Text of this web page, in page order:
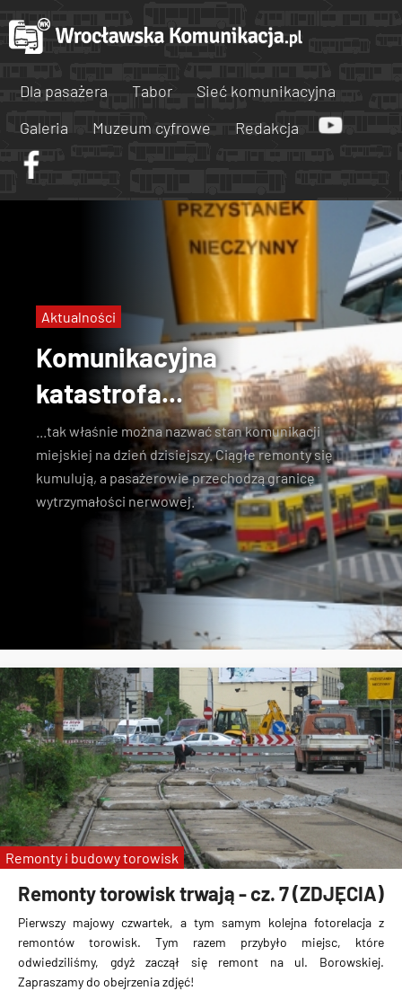
Dla pasażera Tabor
Sieć komunikacyjna
Galeria
Muzeum cyfrowe Redakcja
Komunikacyjna
katastrofa...
...tak właśnie można nazwać stan komunikacji
miejskiej na dzień dzisiejszy. Ciągłe remonty się
kumulują, a pasażerowie przechodzą granicę
wytrzymałości nerwowej.
Aktualności
Remonty torowisk trwają - cz. 7 (ZDJĘCIA)
Pierwszy majowy czwartek, a tym samym kolejna fotorelacja z
remontów torowisk. Tym razem przybyło miejsc, które
odwiedziliśmy, gdyż zaczął się remont na ul. Borowskiej.
Zapraszamy do obejrzenia zdjęć!
Remonty i budowy torowisk